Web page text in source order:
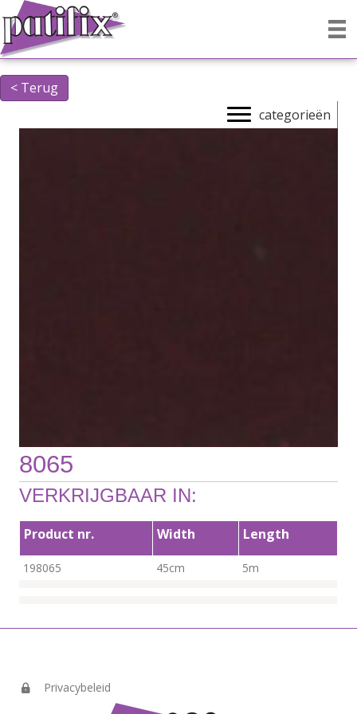
< Terug
categorieën
8065
VERKRIJGBAAR IN:
Product nr. Width Length
198065 45cm 5m
Privacybeleid